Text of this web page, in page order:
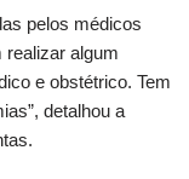
pelos médicos
realizar algum
e obstétrico. Tem
detalhou a